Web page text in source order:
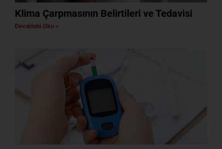
Klima Çarpmasının Belirtileri ve Tedavisi
Devamını Oku »